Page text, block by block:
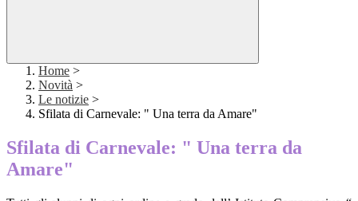
Home >
Novità >
Le notizie >
Sfilata di Carnevale: " Una terra da Amare"
Sfilata di Carnevale: " Una terra da
Amare"